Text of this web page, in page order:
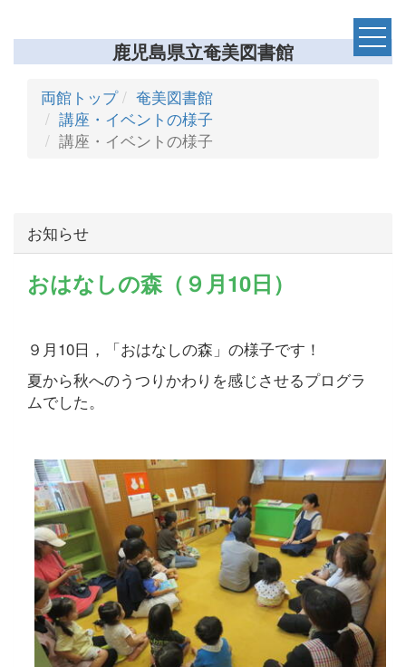
鹿児島県立奄美図書館
両館トップ
奄美図書館
講座・イベントの様子
講座・イベントの様子
お知らせ
おはなしの森（９月10日）
９月10日，「おはなしの森」の様子です！
夏から秋へのうつりかわりを感じさせるプログラ
ムでした。